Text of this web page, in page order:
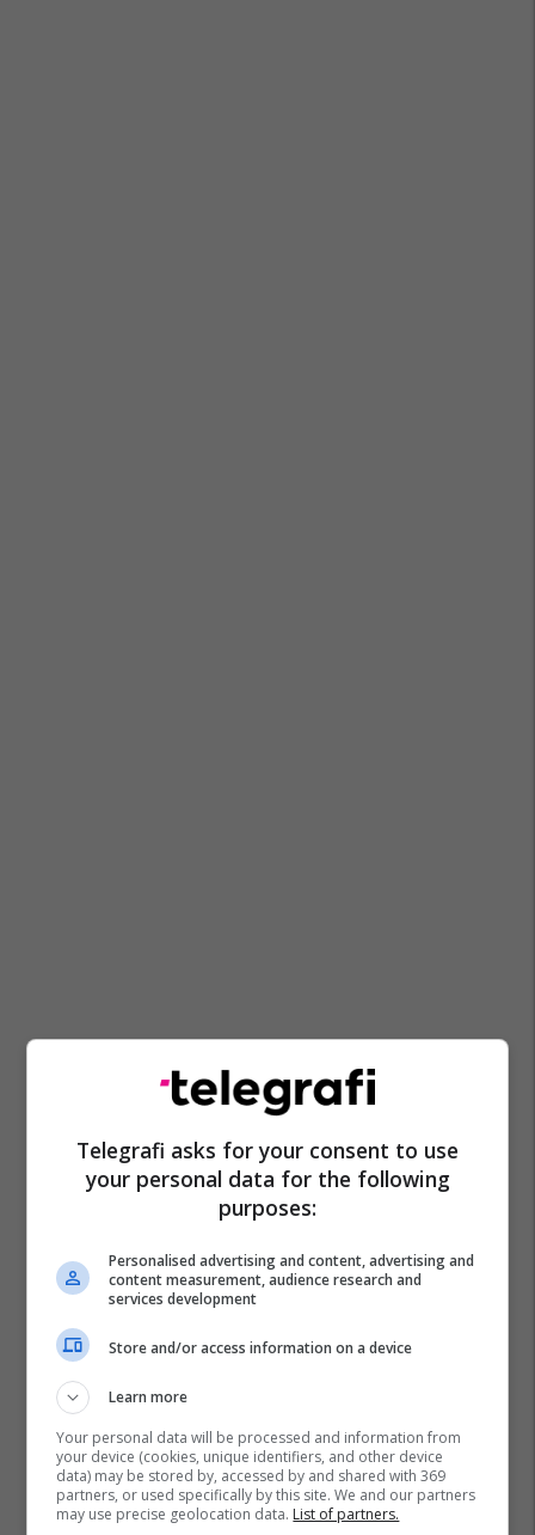
Kazinot Në Maqedoni
Lojërat E Fatit
Telegrafi asks for your consent to use
your personal data for the following
purposes:
Personalised advertising and content, advertising and
content measurement, audience research and
services development
Store and/or access information on a device
Learn more
Your personal data will be processed and information from
your device (cookies, unique identifiers, and other device
data) may be stored by, accessed by and shared with 369
partners, or used specifically by this site. We and our partners
may use precise geolocation data. List of partners.